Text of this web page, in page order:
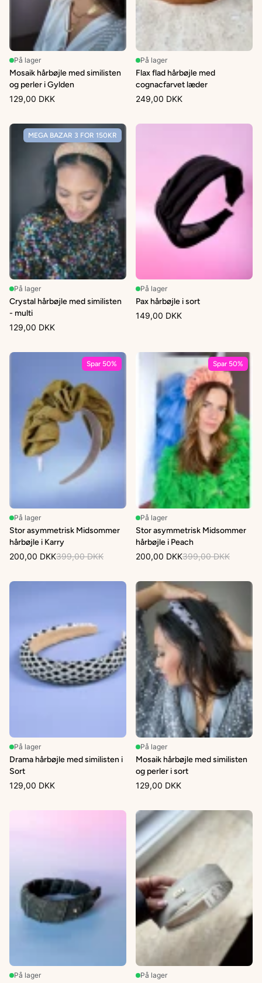
På lager
Mosaik hårbøjle med similisten
og perler i Gylden
129,00 DKK
På lager
Flax flad hårbøjle med
cognacfarvet læder
249,00 DKK
MEGA BAZAR 3 FOR 150KR
På lager
Crystal hårbøjle med similisten
- multi
129,00 DKK
På lager
Pax hårbøjle i sort
149,00 DKK
Spar 50%
På lager
Stor asymmetrisk Midsommer
hårbøjle i Karry
200,00 DKK399,00 DKK
Spar 50%
På lager
Stor asymmetrisk Midsommer
hårbøjle i Peach
200,00 DKK399,00 DKK
På lager
Drama hårbøjle med similisten i
Sort
129,00 DKK
På lager
Mosaik hårbøjle med similisten
og perler i sort
129,00 DKK
På lager På lager